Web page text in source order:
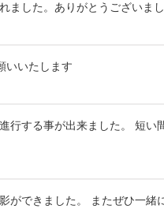
ました。ありがとうございまし
いいたします
する事が出来ました。 短い
できました。 またぜひ一緒